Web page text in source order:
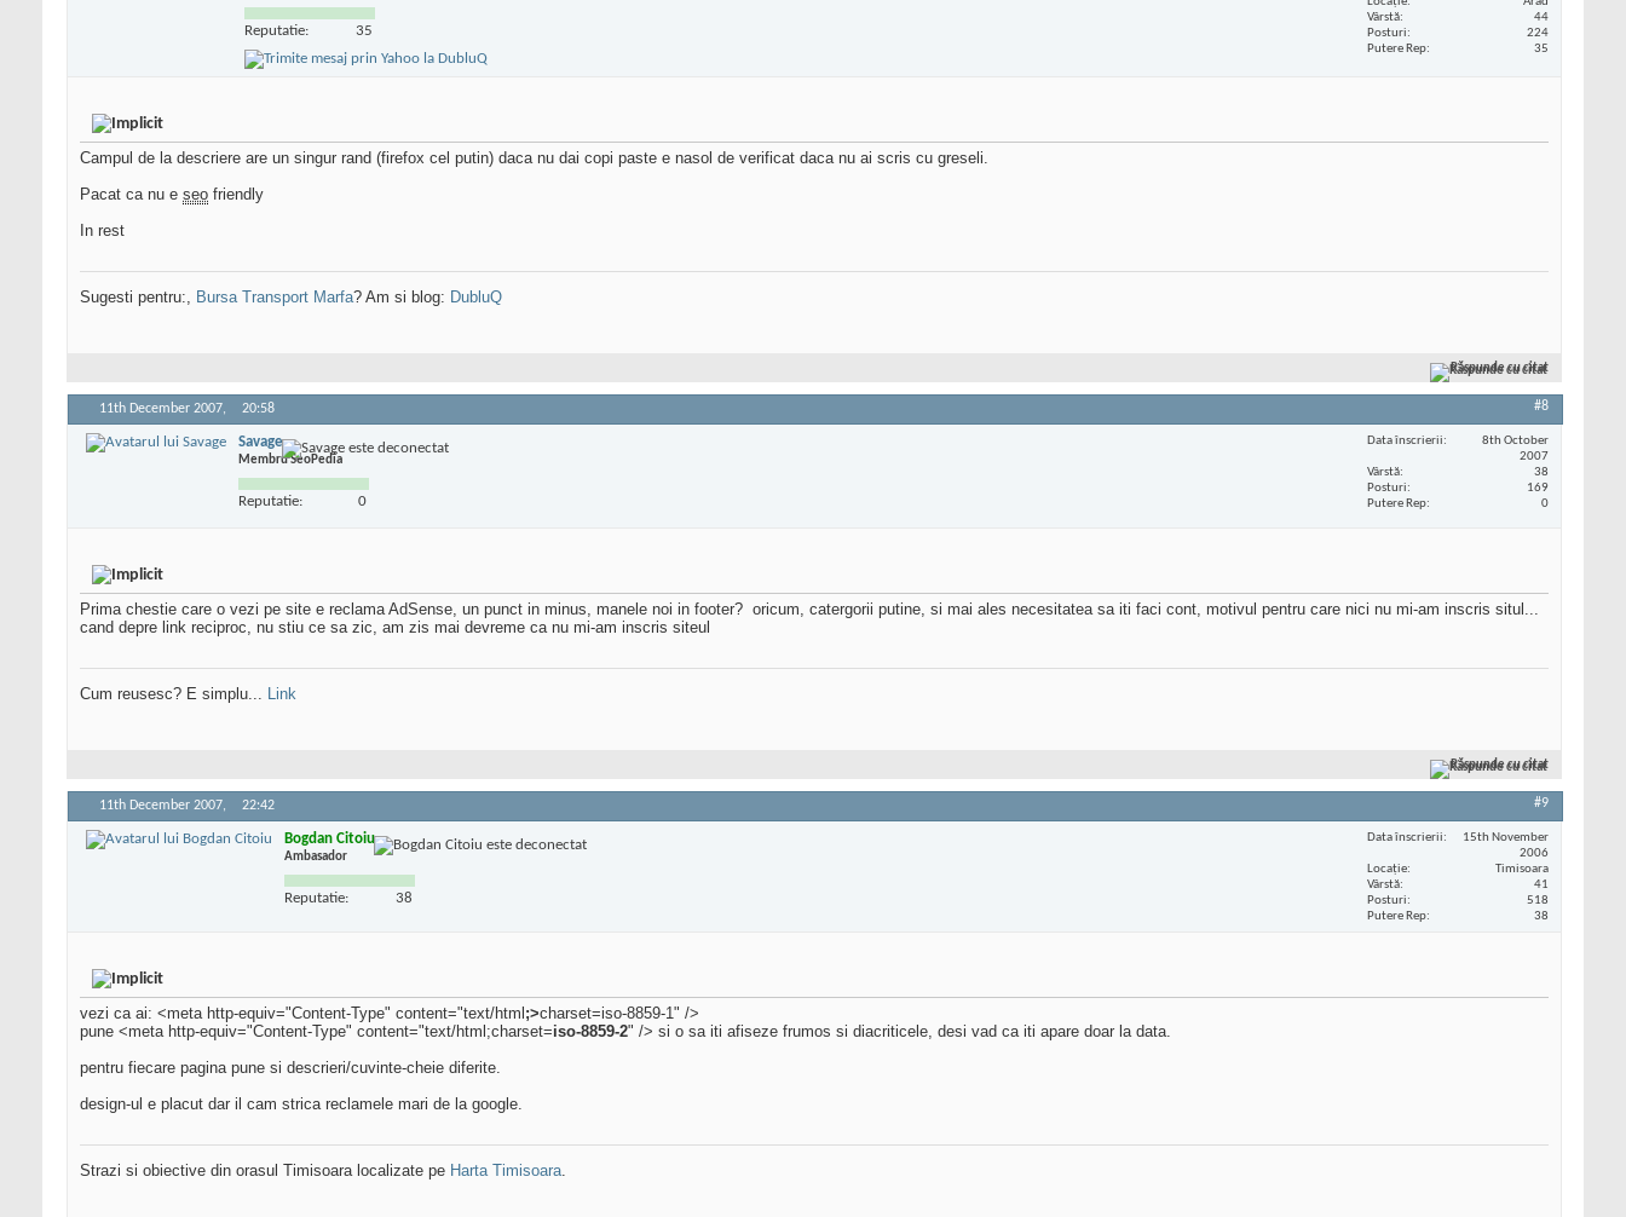
Reputatie: 35
Vârstă
44
Posturi
224
Putere Rep
35
Campul de la descriere are un singur rand (firefox cel putin) daca nu dai copi paste e nasol de verificat daca nu ai scris cu greseli.
Pacat ca nu e seo friendly
In rest
Sugesti pentru:, Bursa Transport Marfa? Am si blog: DubluQ
Răspunde cu citat
11th December 2007, 20:58 #8
Savage
Membru SeoPedia
Reputatie: 0
Data înscrierii
8th October
2007
Vârstă
38
Posturi
169
Putere Rep
0
Prima chestie care o vezi pe site e reclama AdSense, un punct in minus, manele noi in footer? oricum, catergorii putine, si mai ales necesitatea sa iti faci cont, motivul pentru care nici nu mi-am inscris situl...
cand depre link reciproc, nu stiu ce sa zic, am zis mai devreme ca nu mi-am inscris siteul
Cum reusesc? E simplu... Link
Răspunde cu citat
11th December 2007, 22:42 #9
Bogdan Citoiu
Ambasador
Reputatie: 38
Data înscrierii
15th November
2006
Locaţie
Timisoara
Vârstă
41
Posturi
518
Putere Rep
38
vezi ca ai: <meta http-equiv="Content-Type" content="text/html ;>charset=iso-8859-1" />
pune <meta http-equiv="Content-Type" content="text/html;charset=iso-8859-2" /> si o sa iti afiseze frumos si diacriticele, desi vad ca iti apare doar la data.
pentru fiecare pagina pune si descrieri/cuvinte-cheie diferite.
design-ul e placut dar il cam strica reclamele mari de la google.
Strazi si obiective din orasul Timisoara localizate pe Harta Timisoara.